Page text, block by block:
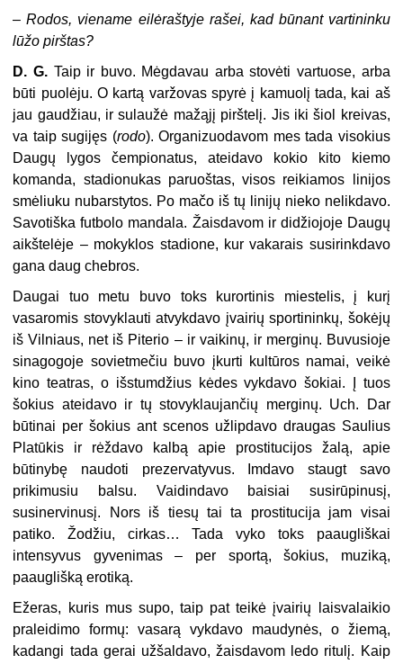
–Rodos, viename eilėraštyje rašei, kad būnant vartininku
lūžo pirštas?
D. G. Taip ir buvo. Mėgdavau arba stovėti vartuose, arba
būti puolėju. O kartą varžovas spyrė į kamuolį tada, kai aš
jau gaudžiau, ir sulaužė mažąjį pirštelį. Jis iki šiol kreivas,
va taip sugijęs (rodo). Organizuodavom mes tada visokius
Daugų lygos čempionatus, ateidavo kokio kito kiemo
komanda, stadionukas paruoštas, visos reikiamos linijos
smėliuku nubarstytos. Po mačo iš tų linijų nieko nelikdavo.
Savotiška futbolo mandala. Žaisdavom ir didžiojoje Daugų
aikštelėje – mokyklos stadione, kur vakarais susirinkdavo
gana daug chebros.
Daugai tuo metu buvo toks kurortinis miestelis, į kurį
vasaromis stovyklauti atvykdavo įvairių sportininkų, šokėjų
iš Vilniaus, net iš Piterio – ir vaikinų, ir merginų. Buvusioje
sinagogoje sovietmečiu buvo įkurti kultūros namai, veikė
kino teatras, o išstumdžius kėdes vykdavo šokiai. Į tuos
šokius ateidavo ir tų stovyklaujančių merginų. Uch. Dar
būtinai per šokius ant scenos užlipdavo draugas Saulius
Platūkis ir rėždavo kalbą apie prostitucijos žalą, apie
būtinybę naudoti prezervatyvus. Imdavo staugt savo
prikimusiu balsu. Vaidindavo baisiai susirūpinusį,
susinervinusį. Nors iš tiesų tai ta prostitucija jam visai
patiko. Žodžiu, cirkas… Tada vyko toks paaugliškai
intensyvus gyvenimas – per sportą, šokius, muziką,
paauglišką erotiką.
Ežeras, kuris mus supo, taip pat teikė įvairių laisvalaikio
praleidimo formų: vasarą vykdavo maudynės, o žiemą,
kadangi tada gerai užšaldavo, žaisdavom ledo ritulį. Kaip